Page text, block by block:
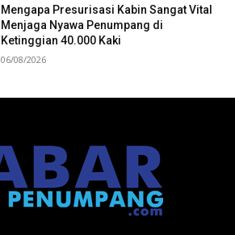
Mengapa Presurisasi Kabin Sangat Vital
Menjaga Nyawa Penumpang di
Ketinggian 40.000 Kaki
06/08/2026